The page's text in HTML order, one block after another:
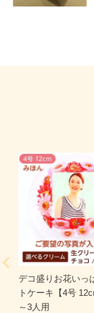
デコ盛りお花いっ
トケーキ【4号
～3人用